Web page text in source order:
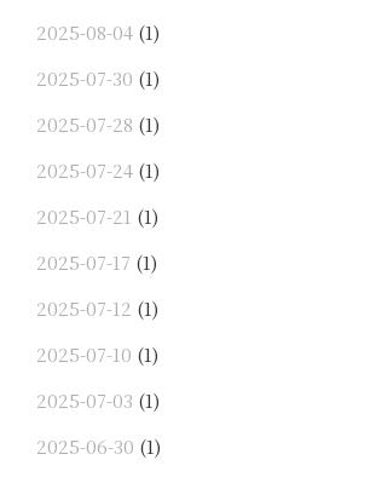
2025-08-04 (1)
2025-07-30 (1)
2025-07-28 (1)
2025-07-24 (1)
2025-07-21 (1)
2025-07-17 (1)
2025-07-12 (1)
2025-07-10 (1)
2025-07-03 (1)
2025-06-30 (1)